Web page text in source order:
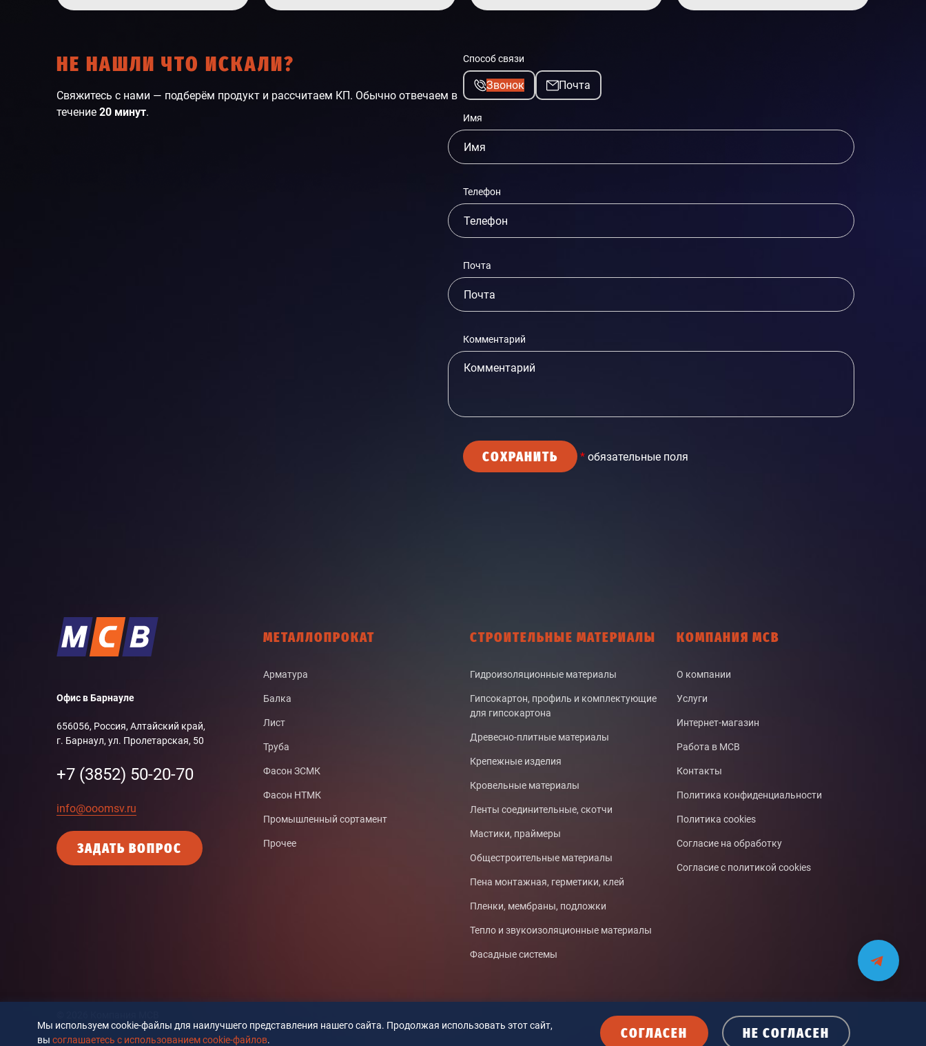
НЕ НАШЛИ ЧТО ИСКАЛИ?
Свяжитесь с нами — подберём продукт и рассчитаем КП. Обычно отвечаем в
течение 20 минут.
Способ связи
Звонок Почта
Имя
Телефон
Почта
Комментарий
СОХРАНИТЬ * обязательные поля
МЕТАЛЛОПРОКАТ
Арматура
Балка
Лист
Труба
Фасон ЗСМК
Фасон НТМК
Промышленный сортамент
Прочее
СТРОИТЕЛЬНЫЕ МАТЕРИАЛЫ
Гидроизоляционные материалы
Гипсокартон, профиль и комплектующие
для гипсокартона
Древесно-плитные материалы
Крепежные изделия
Кровельные материалы
Ленты соединительные, скотчи
Мастики, праймеры
Общестроительные материалы
Пена монтажная, герметики, клей
Пленки, мембраны, подложки
Тепло и звукоизоляционные материалы
Фасадные системы
КОМПАНИЯ МСВ
О компании
Услуги
Интернет-магазин
Работа в МСВ
Контакты
Политика конфиденциальности
Политика cookies
Согласие на обработку
Согласие с политикой cookies
Офис в Барнауле
656056, Россия, Алтайский край,
г. Барнаул, ул. Пролетарская, 50
+7 (3852) 50-20-70
info@ooomsv.ru
ЗАДАТЬ ВОПРОС
Мы используем cookie-файлы для наилучшего представления нашего сайта. Продолжая использовать этот сайт,
вы соглашаетесь с использованием cookie-файлов. СОГЛАСЕН НЕ СОГЛАСЕН